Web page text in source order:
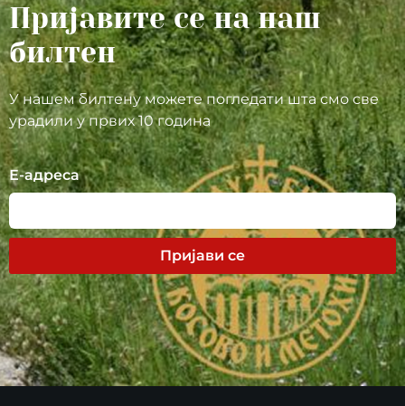
Пријавите се на наш
билтен
У нашем билтену можете погледати шта смо све
урадили у првих 10 година
Е-адреса
Пријави се